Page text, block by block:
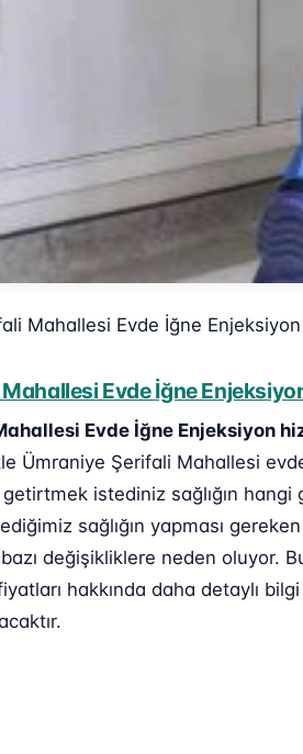
Mahallesi Evde İğne
Evde İğne
Evde İğne Enjeksiyon
Ümraniye Şerifali Mahallesi
istediniz sağlığın
sağlığın yapması
değişikliklere neden oluyor.
hakkında daha detaylı